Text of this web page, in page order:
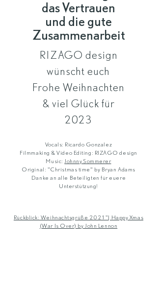
das Vertrauen
und die gute
Zusammenarbeit
RIZAGO design
wünscht euch
Frohe Weihnachten
& viel Glück für
2023
Vocals: Ricardo Gonzalez
Filmmaking & Video Editing: RIZAGO design
Music:Johnny Sommerer
Original: "Christmas time" by Bryan Adams
Danke an alle Beteiligten für euere
Unterstützung!
Rückblick: Weihnachtsgrüße 2021"| Happy Xmas
(War Is Over) by John Lennon